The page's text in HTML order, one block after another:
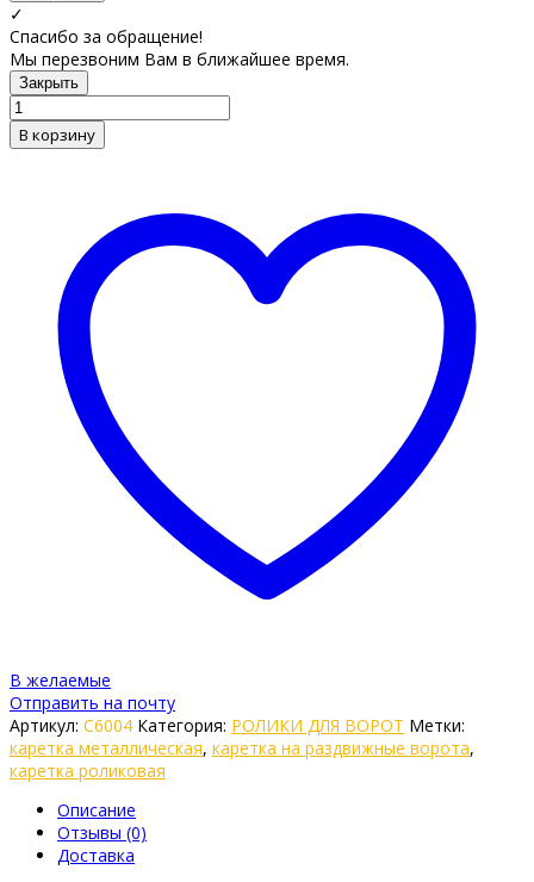
✓
Спасибо за обращение!
Мы перезвоним Вам в ближайшее время.
Закрыть
В корзину
В желаемые
Отправить на почту
Артикул: C6004 Категория: РОЛИКИ ДЛЯ ВОРОТ Метки:
каретка металлическая, каретка на раздвижные ворота,
каретка роликовая
Описание
Отзывы (0)
Доставка